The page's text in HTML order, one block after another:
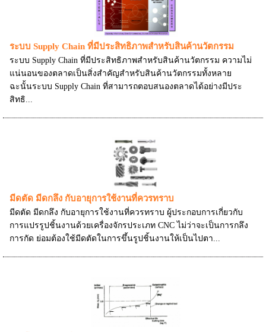
ระบบ Supply Chain ที่มีประสิทธิภาพสำหรับสินค้านวัตกรรม
ระบบ Supply Chain ที่มีประสิทธิภาพสำหรับสินค้านวัตกรรม ความไม่
แน่นอนของตลาดเป็นสิ่งสำคัญสำหรับสินค้านวัตกรรมทั้งหลาย
ฉะนั้นระบบ Supply Chain ที่สามารถตอบสนองตลาดได้อย่างมีประ
สิทธิ...
มีดตัด มีดกลึง กับอายุการใช้งานที่ควรทราบ
มีดตัด มีดกลึง กับอายุการใช้งานที่ควรทราบ ผู้ประกอบการเกี่ยวกับ
การแปรรูปชิ้นงานด้วยเครื่องจักรประเภท CNC ไม่ว่าจะเป็นการกลึง
การกัด ย่อมต้องใช้มีดตัดในการขึ้นรูปชิ้นงานให้เป็นไปตา...